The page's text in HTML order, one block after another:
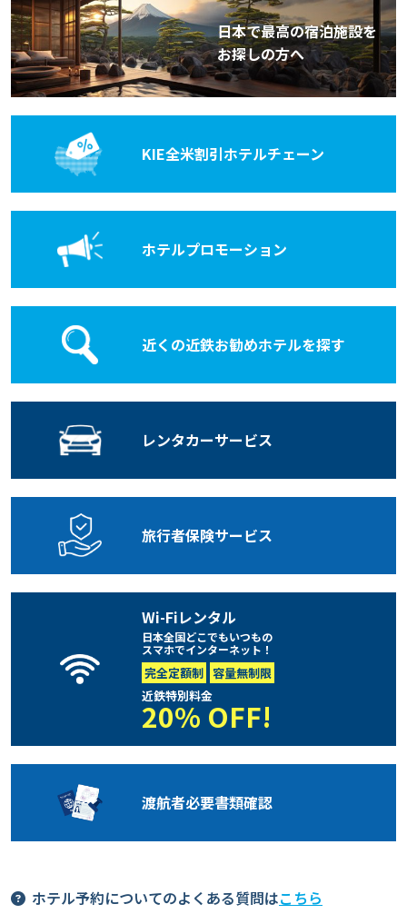
日本で最高の宿泊施設を
お探しの方へ
KIE全米割引ホテルチェーン
ホテルプロモーション
近くの近鉄お勧めホテルを探す
レンタカーサービス
旅行者保険サービス
Wi-Fiレンタル
日本全国どこでもいつもの
スマホでインターネット！
完全定額制 容量無制限
近鉄特別料金
20% OFF!
渡航者必要書類確認
ホテル予約についてのよくある質問はこちら